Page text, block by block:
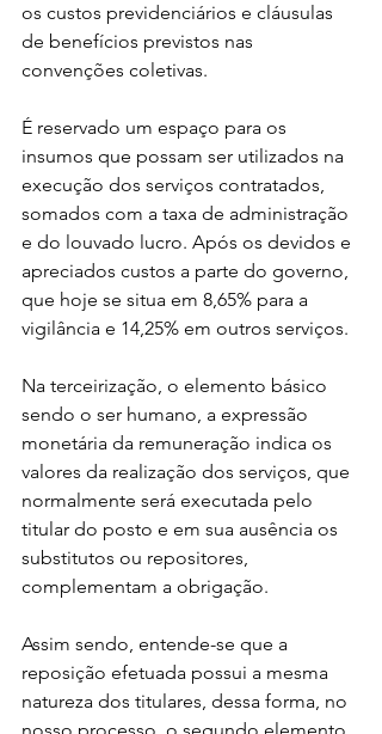
os custos previdenciários e cláusulas
de benefícios previstos nas
convenções coletivas.
É reservado um espaço para os
insumos que possam ser utilizados na
execução dos serviços contratados,
somados com a taxa de administração
e do louvado lucro. Após os devidos e
apreciados custos a parte do governo,
que hoje se situa em 8,65% para a
vigilância e 14,25% em outros serviços.
Na terceirização, o elemento básico
sendo o ser humano, a expressão
monetária da remuneração indica os
valores da realização dos serviços, que
normalmente será executada pelo
titular do posto e em sua ausência os
substitutos ou repositores,
complementam a obrigação.
Assim sendo, entende-se que a
reposição efetuada possui a mesma
natureza dos titulares, dessa forma, no